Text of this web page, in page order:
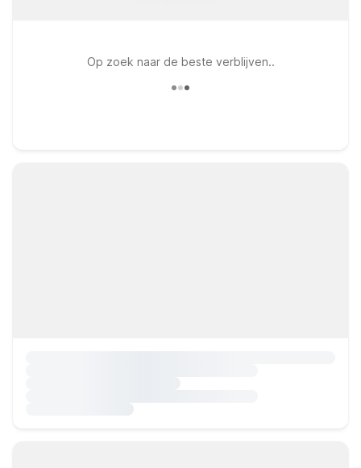
Op zoek naar de beste verblijven..